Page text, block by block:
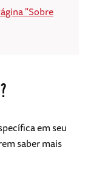
"Sobre
em seu
saber mais